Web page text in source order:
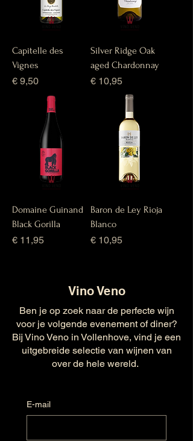
Capitelle des
Vignes
Prijs
€ 9,50
Silver Ridge Oak
aged Chardonnay
Prijs
€ 10,95
Domaine Guinand
Black Gorilla
Prijs
€ 11,95
Baron de Ley Rioja
Blanco
Prijs
€ 10,95
Vino Veno
Ben je op zoek naar de perfecte wijn
voor je volgende evenement of diner?
Bij Vino Veno in Vollenhove, vind je een
uitgebreide selectie van wijnen van
over de hele wereld.
E-mail